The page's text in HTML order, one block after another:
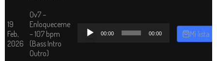
19
Feb,
2026
Ov7 –
Enloqueceme
– 107 bpm
(Bass Intro
Outro)
Reproductor
00:00 00:00 Mi lista